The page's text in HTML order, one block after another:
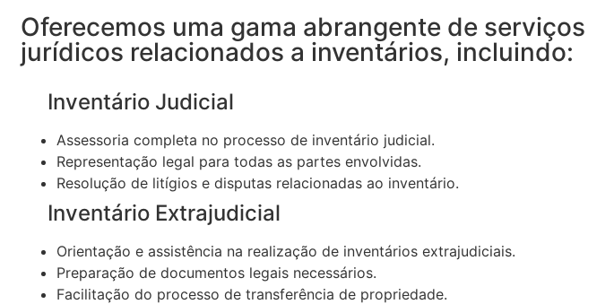
Oferecemos uma gama abrangente de serviços
jurídicos relacionados a inventários, incluindo:
Inventário Judicial
Assessoria completa no processo de inventário judicial.
Representação legal para todas as partes envolvidas.
Resolução de litígios e disputas relacionadas ao inventário.
Inventário Extrajudicial
Orientação e assistência na realização de inventários extrajudiciais.
Preparação de documentos legais necessários.
Facilitação do processo de transferência de propriedade.